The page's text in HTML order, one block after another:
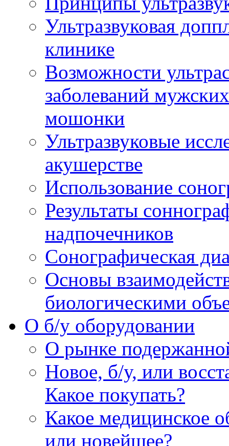
Ультразвуковая
клинике
Возможности
заболеваний
мошонки
Ультразвуковые
акушерстве
Использование
Результаты
надпочечников
Сонографическая
Основы
биологическими
O б/у оборудовании
О рынке
Новое, б/у, или
Какое покупать?
Какое медицинское
или новейшее?